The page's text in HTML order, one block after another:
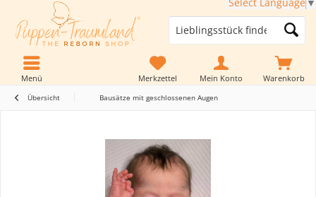
Warenkorb
Merkzettel Mein Konto
Menü
Übersicht Bausätze mit geschlossenen Augen